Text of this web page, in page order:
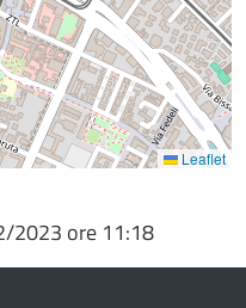
Leaflet
2023 ore 11:18